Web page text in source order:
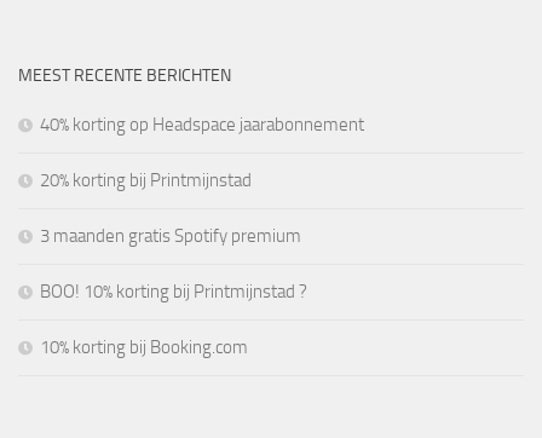
MEEST RECENTE BERICHTEN
40% korting op Headspace jaarabonnement
20% korting bij Printmijnstad
3 maanden gratis Spotify premium
BOO! 10% korting bij Printmijnstad ?
10% korting bij Booking.com